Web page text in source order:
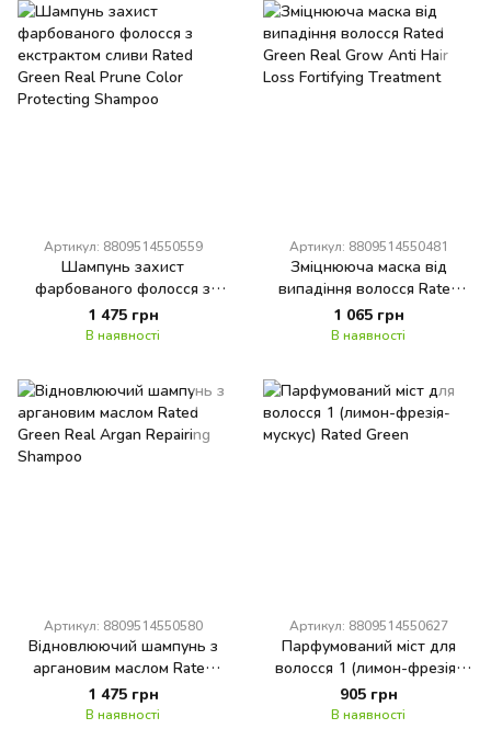
Артикул: 8809514550559
Шампунь захист
фарбованого фолосся з
екстрактом сливи Rated
Green Real Prune Color
1 475 грн
В наявності
Артикул: 8809514550481
Зміцнююча маска від
випадіння волосся Rated
Green Real Grow Anti Hair
Loss Fortifying Treatment
1 065 грн
В наявності
Артикул: 8809514550580
Відновлюючий шампунь з
аргановим маслом Rated
Green Real Argan Repairing
Shampoo
1 475 грн
В наявності
Артикул: 8809514550627
Парфумований міст для
волосся 1 (лимон-фрезія-
мускус) Rated Green
905 грн
В наявності